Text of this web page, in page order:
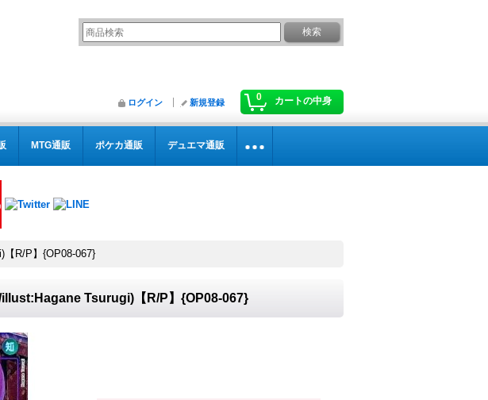
0 カートの中身
ログイン 新規登録
MTG通販 ポケカ通販 デュエマ通販
【R/P】{OP08-067}
illust:Hagane Tsurugi)【R/P】{OP08-067}